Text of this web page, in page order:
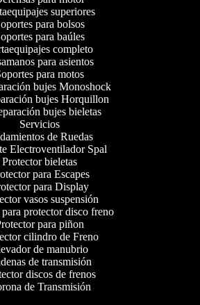
superiores
para bolsos
para baúles
completo
para asientos
para motos
bujes Monoshock
bujes Horquillon
bujes bieletas
Servicios
de Ruedas
Electroventilador Spal
Protector bieletas
para Escapes
para Display
vasos suspensión
para protector disco freno
para piñon
cilindro de Freno
de manubrio
de transmisión
discos de frenos
de Transmisión